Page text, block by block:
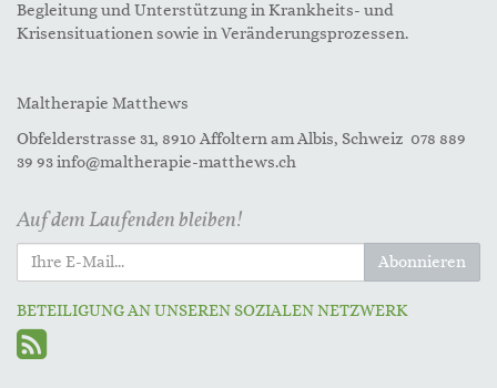
Begleitung und Unterstützung in Krankheits- und
Krisensituationen sowie in Veränderungsprozessen.
Maltherapie Matthews
Obfelderstrasse 31, 8910 Affoltern am Albis, Schweiz 078 889
39 93 info@maltherapie-matthews.ch
Auf dem Laufenden bleiben!
Abonnieren
BETEILIGUNG AN UNSEREN SOZIALEN NETZWERK